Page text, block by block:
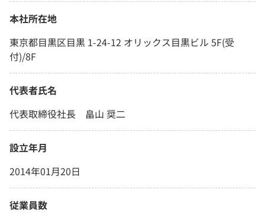
本社所在地
東京都目黒区目黒 1-24-12 オリックス目黒ビル 5F(受
付)/8F
代表者氏名
代表取締役社長 畠山 奨二
設立年月
2014年01月20日
従業員数